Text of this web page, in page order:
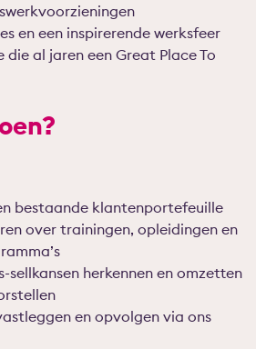
en een inspirerende werksfeer
die al jaren een Great Place To
bestaande klantenportefeuille
over trainingen, opleidingen en
sellkansen herkennen en omzetten
en opvolgen via ons